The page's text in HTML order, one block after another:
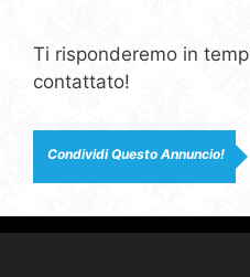
Ti risponderemo in
contattato!
Condividi Questo Annuncio!